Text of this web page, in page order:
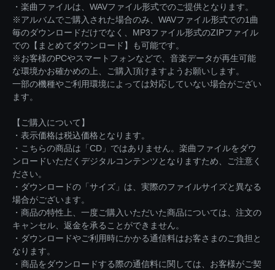
・楽曲ファイルは、WAVファイル形式でのご提供となります。
※アルバムでご購入された場合のみ、WAVファイル形式での1曲
毎のダウンロードだけでなく、MP3ファイル形式のZIPファイル
での【まとめてダウンロード】も可能です。
※お客様のPCやスマートフォンなどで、音楽データが再生可能
な環境かお確かめの上、ご購入頂けますようお願いします。
一部の機種やご利用環境によっては対応していない場合がござい
ます。
【ご購入について】
・表示価格は税込価格となります。
・こちらの商品は「CD」ではありません。楽曲ファイルをダウ
ンロードいただくデジタルコンテンツとなりますため、ご注意く
ださい。
・ダウンロードの「サイズ」は、実際のファイルサイズと異なる
場合がございます。
・商品の特性上、一度ご購入いただいた商品については、注文の
キャンセル、返金を承ることができません。
・ダウンロードやご利用時にかかる通信料はお客さまのご負担と
なります。
・商品をダウンロードする際の通信料に関しては、お客様がご契